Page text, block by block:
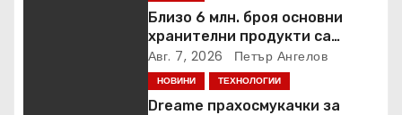
Близо 6 млн. броя основни
хранителни продукти са
закупени от „Кошница с
грижа“ в Kaufland от старта на
кампанията
Авг. 7, 2026 Петър Ангелов
НОВИНИ ТЕХНОЛОГИИ
Dreame прахосмукачки за